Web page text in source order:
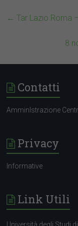
← Tar Lazio Roma
8
Contatti
AmminIstrazione
Privacy
Informative
Link Utili